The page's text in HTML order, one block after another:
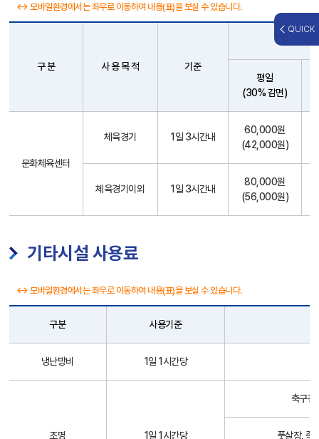
↔ 모바일환경에서는 좌우로 이동하여 내용(표)을 보실 수 있습니다.
구 분 사 용 목 적 기준
평일
(30% 감면)
문화체육센터
체육경기 1일 3시간내
60,000원
(42,000원)
체육경기이외 1일 3시간내
80,000원
(56,000원)
기타시설 사용료
↔ 모바일환경에서는 좌우로 이동하여 내용(표)을 보실 수 있습니다.
시
구분 사용기준
냉난방비 1일 1시간당
조명 1일 1시간당
축구장
풋살장, 족
QUICK